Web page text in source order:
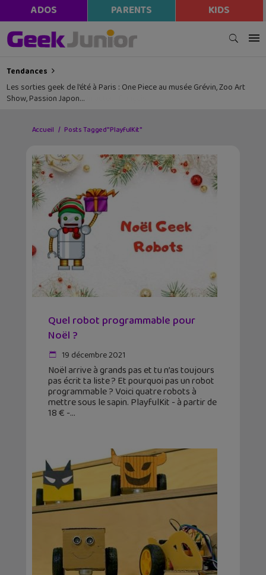
ADOS PARENTS KIDS
Tendances
Les sorties geek de l’été à Paris : One Piece au musée Grévin, Zoo Art
Show, Passion Japon…
Accueil Posts Tagged "PlayfulKit"
Quel robot programmable pour
Noël ?
19 décembre 2021
Noël arrive à grands pas et tu n’as toujours
pas écrit ta liste ? Et pourquoi pas un robot
programmable ? Voici quatre robots à
mettre sous le sapin. PlayfulKit - à partir de
18 € -